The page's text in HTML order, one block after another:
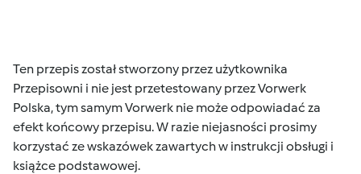
Ten przepis został stworzony przez użytkownika
Przepisowni i nie jest przetestowany przez Vorwerk
Polska, tym samym Vorwerk nie może odpowiadać za
efekt końcowy przepisu. W razie niejasności prosimy
korzystać ze wskazówek zawartych w instrukcji obsługi i
książce podstawowej.